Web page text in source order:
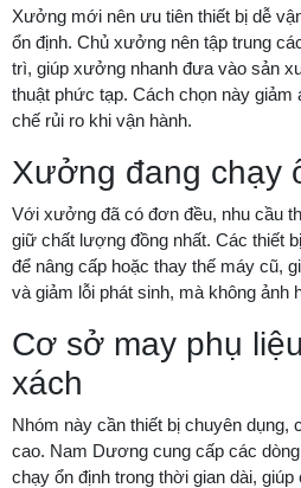
Xưởng mới nên ưu tiên thiết bị dễ
ổn định. Chủ xưởng nên tập trung
trì, giúp xưởng nhanh đưa vào sản
thuật phức tạp. Cách chọn này giảm
chế rủi ro khi vận hành.
Xưởng đang chạy
Với xưởng đã có đơn đều, nhu cầu
giữ chất lượng đồng nhất. Các thiết
để nâng cấp hoặc thay thế máy cũ,
và giảm lỗi phát sinh, mà không ảnh
Cơ sở may phụ
xách
Nhóm này cần thiết bị chuyên dụng,
cao. Nam Dương cung cấp các
chạy ổn định trong thời gian dài,